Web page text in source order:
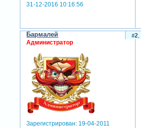
31-12-2016 10:16:56
2
Бармалей
Администратор
Зарегистрирован: 19-04-2011